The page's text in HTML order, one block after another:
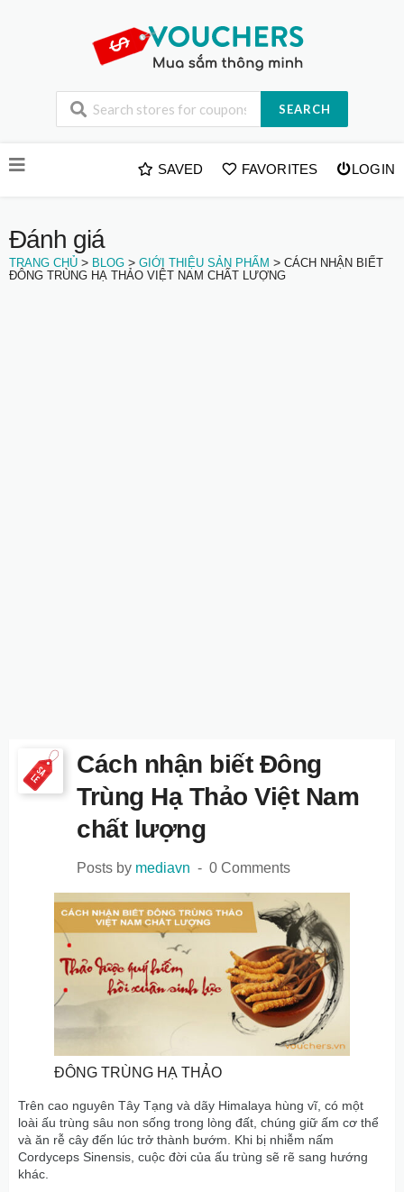
SEARCH
to
SAVED FAVORITES LOGIN
Đánh giá
TRANG CHỦ > BLOG > GIỚI THIỆU SẢN PHẨM > CÁCH NHẬN BIẾT
ĐÔNG TRÙNG HẠ THẢO VIỆT NAM CHẤT LƯỢNG
Cách nhận biết Đông
Trùng Hạ Thảo Việt Nam
chất lượng
Posts by mediavn 0 Comments
ĐÔNG TRÙNG HẠ THẢO
Trên cao nguyên Tây Tạng và dãy Himalaya hùng vĩ, có một
loài ấu trùng sâu non sống trong lòng đất, chúng giữ ấm cơ thể
và ăn rễ cây đến lúc trở thành bướm. Khi bị nhiễm nấm
Cordyceps Sinensis, cuộc đời của ấu trùng sẽ rẽ sang hướng
khác.